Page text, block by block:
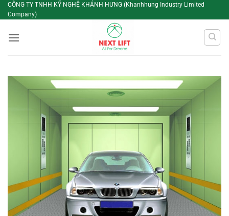
Bỏ
qua
dung
CÔNG TY TNHH KỸ NGHỆ KHÁNH HƯNG (Khanhhung Industry Limited
Company)